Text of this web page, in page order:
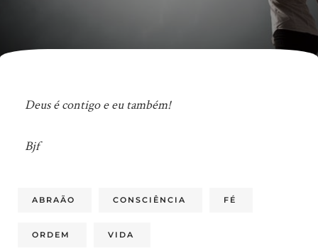
Deus é contigo e eu também!
Bjf
ABRAÃO CONSCIÊNCIA FÉ
ORDEM VIDA